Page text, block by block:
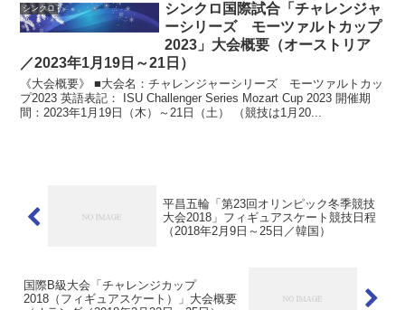
シンクロ
シンクロ国際試合「チャレンジャ
ーシリーズ モーツァルトカップ
2023」大会概要（オーストリア
／2023年1月19日～21日）
《大会概要》 ■大会名：チャレンジャーシリーズ モーツァルトカッ
プ2023 英語表記： ISU Challenger Series Mozart Cup 2023 開催期
間：2023年1月19日（木）～21日（土） （競技は1月20...
平昌五輪「第23回オリンピック冬季競技
大会2018」フィギュアスケート競技日程
（2018年2月9日～25日／韓国）
国際B級大会「チャレンジカップ
2018（フィギュアスケート）」大会概要